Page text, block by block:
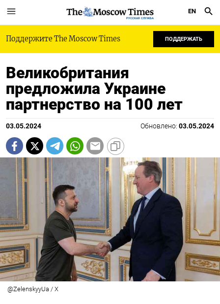
РУССКАЯ СЛУЖБА
EN
Поддержите The Moscow Times ПОДДЕРЖАТЬ
Великобритания
предложила Украине
партнерство на 100 лет
03.05.2024 Обновлено: 03.05.2024
@ZelenskyyUa / X